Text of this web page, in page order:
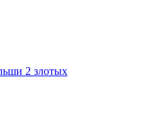
2 злотых